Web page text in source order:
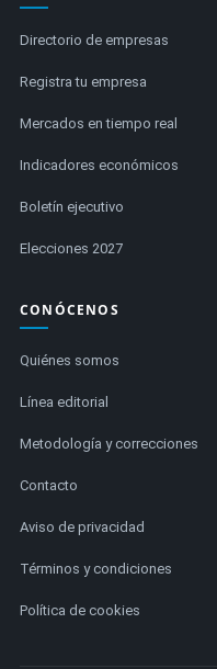
Directorio de empresas
Registra tu empresa
Mercados en tiempo real
Indicadores económicos
Boletín ejecutivo
Elecciones 2027
CONÓCENOS
Quiénes somos
Línea editorial
Metodología y correcciones
Contacto
Aviso de privacidad
Términos y condiciones
Política de cookies